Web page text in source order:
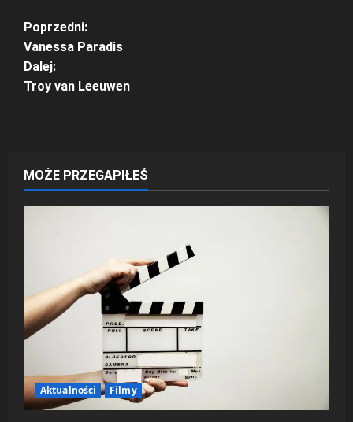
Z
o
b
c
z
i
s
Poprzedni:
Vanessa Paradis
Dalej:
Troy van Leeuwen
MOŻE PRZEGAPIŁEŚ
Aktualności Filmy